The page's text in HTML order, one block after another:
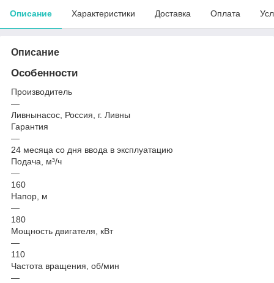
Описание Характеристики Доставка Оплата
Описание
Особенности
Производитель
—
Ливнынасос, Россия, г. Ливны
Гарантия
—
24 месяца со дня ввода в эксплуатацию
Подача, м³/ч
—
160
Напор, м
—
180
Мощность двигателя, кВт
—
110
Частота вращения, об/мин
—